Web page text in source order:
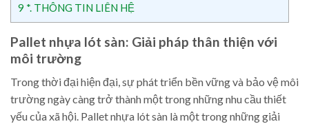
9 *. THÔNG TIN LIÊN HỆ
Pallet nhựa lót sàn: Giải pháp thân thiện với
môi trường
Trong thời đại hiện đại, sự phát triển bền vững và bảo vệ môi
trường ngày càng trở thành một trong những nhu cầu thiết
yếu của xã hội. Pallet nhựa lót sàn là một trong những giải